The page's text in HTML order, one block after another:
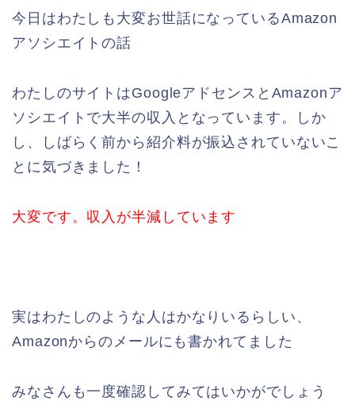
今日はわたしも大変お世話になっているAmazon
アソシエイトの話
わたしのサイトはGoogleアドセンスとAmazonア
ソシエイトで大半の収入となっています。しか
し、しばらく前から紹介料が振込されていないこ
とに気づきました！
大変です。収入が半減しています
実はわたしのような人はかなりいるらしい、
Amazonからのメールにも書かれてました
みなさんも一度確認してみてはいかがでしょう